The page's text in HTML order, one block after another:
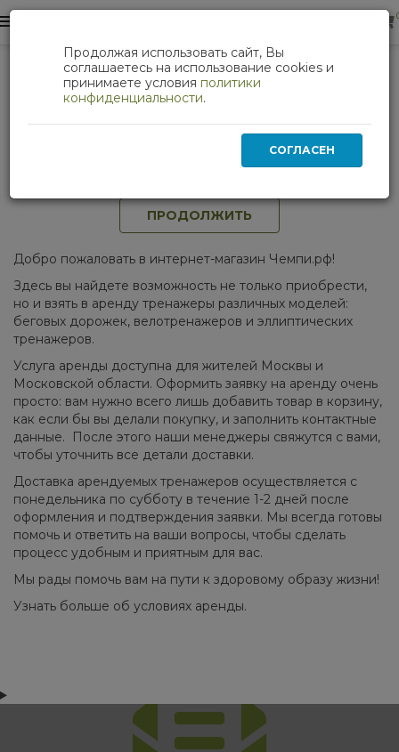
Аренда тренажеров
Аренда беговых дорожек,
эллиптических тренажеров и
ПРОДОЛЖИТЬ
Добро пожаловать в интернет-магазин Чемпи.рф!
Здесь вы найдете возможность не только приобрести,
но и взять в аренду тренажеры различных моделей:
беговых дорожек, велотренажеров и эллиптических
тренажеров.
Услуга аренды доступна для жителей Москвы и
Московской области. Оформить заявку на аренду очень
просто: вам нужно всего лишь добавить товар в корзину,
как если бы вы делали покупку, и заполнить контактные
данные. После этого наши менеджеры свяжутся с вами,
чтобы уточнить все детали доставки.
Доставка арендуемых тренажеров осуществляется с
понедельника по субботу в течение 1-2 дней после
оформления и подтверждения заявки. Мы всегда готовы
помочь и ответить на ваши вопросы, чтобы сделать
процесс удобным и приятным для вас.
Мы рады помочь вам на пути к здоровому образу жизни!
Узнать больше об условиях аренды.
Продолжая использовать сайт, Вы
соглашаетесь на использование cookies и
принимаете условия политики
конфиденциальности.
СОГЛАСЕН